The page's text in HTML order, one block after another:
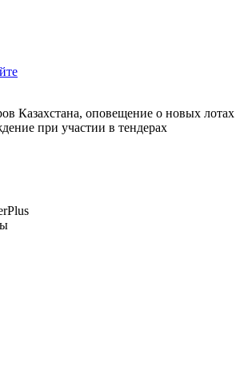
Казахстана, оповещение о новых лотах
при участии в тендерах